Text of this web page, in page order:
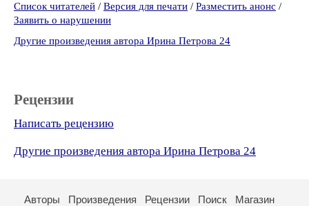
Список читателей / Версия для печати / Разместить анонс /
Заявить о нарушении
Другие произведения автора Ирина Петрова 24
Рецензии
Написать рецензию
Другие произведения автора Ирина Петрова 24
Авторы Произведения Рецензии Поиск
Магазин